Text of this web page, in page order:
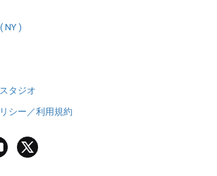
NY )
タジオ
シー／利用規約